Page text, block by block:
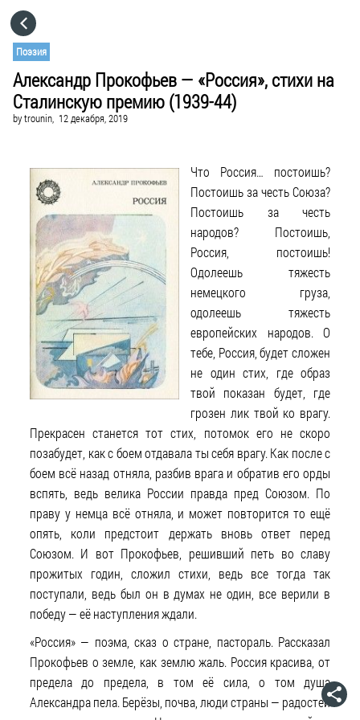
Поэзия
Александр Прокофьев — «Россия», стихи на
Сталинскую премию (1939-44)
bytrounin, 12 декабря, 2019
Что Россия… постоишь?
Постоишь за честь Союза?
Постоишь за честь
народов? Постоишь,
Россия, постоишь!
Одолеешь тяжесть
немецкого груза,
одолеешь тяжесть
европейских народов. О
тебе, Россия, будет сложен
не один стих, где образ
твой показан будет, где
грозен лик твой ко врагу.
Прекрасен станется тот стих, потомок его не скоро
позабудет, как с боем отдавала ты себя врагу. Как после с
боем всё назад отняла, разбив врага и обратив его орды
вспять, ведь велика России правда пред Союзом. По
праву у немца всё отняла, и может повторится то ещё
опять, коли предстоит держать вновь ответ перед
Союзом. И вот Прокофьев, решивший петь во славу
прожитых годин, сложил стихи, ведь все тогда так
поступали, ведь был он в думах не один, все верили в
победу — её наступления ждали.
«Россия» — поэма, сказ о стране, пастораль. Рассказал
Прокофьев о земле, как землю жаль. Россия красива, от
предела до предела, в том её сила, о том душа
Александра пела. Берёзы, почва, люди страны — радостей
CATEGORIES
VISIT WEBSITE